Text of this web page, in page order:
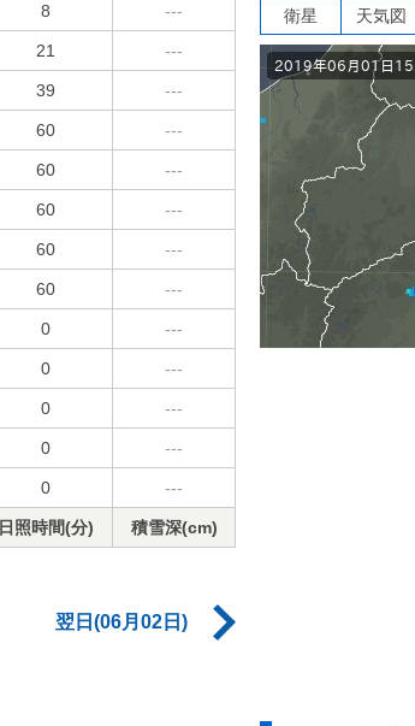
8 ---
21 ---
39 ---
60 ---
60 ---
60 ---
60 ---
60 ---
0 ---
0 ---
0 ---
0 ---
0 ---
日照時間(分) 積雪深(cm)
翌日(06月02日)
衛星 天気図